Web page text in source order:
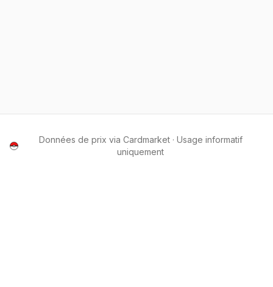
Données de prix via Cardmarket · Usage informatif
uniquement